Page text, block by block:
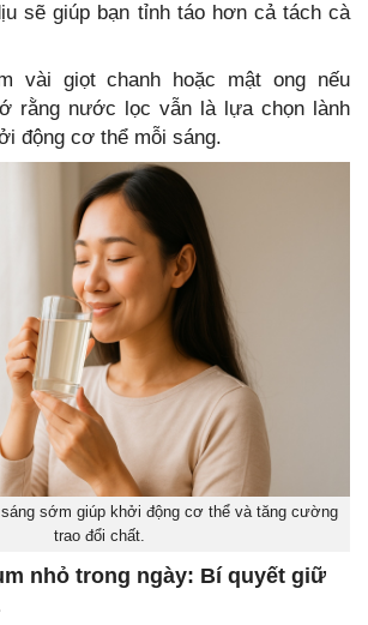
sẽ giúp bạn tỉnh táo hơn cả tách cà
vài giọt chanh hoặc mật ong nếu
rằng nước lọc vẫn là lựa chọn lành
động cơ thể mỗi sáng.
sớm giúp khởi động cơ thể và tăng cường
trao đổi chất.
nhỏ trong ngày: Bí quyết giữ